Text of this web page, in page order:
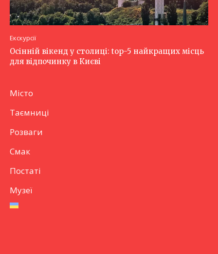
Екскурсії
Осінній вікенд у столиці: top-5 найкращих місць
для відпочинку в Києві
Місто
Таємниці
Розваги
Смак
Постаті
Музеї